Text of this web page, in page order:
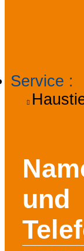
Service :
und